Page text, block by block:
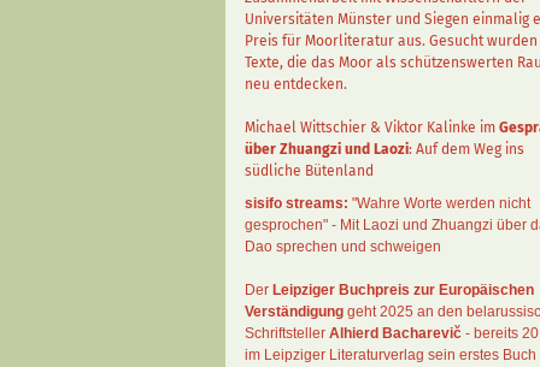
Universitäten Münster und Siegen einmalig
Preis für Moorliteratur aus. Gesucht wurden
Texte, die das Moor als schützenswerten
neu entdecken.
Michael Wittschier & Viktor Kalinke im
über Zhuangzi und Laozi: Auf dem Weg ins
südliche Bütenland
sisifo streams: "Wahre Worte werden nicht
gesprochen" - Mit Laozi und Zhuangzi über
Dao sprechen und schweigen
Der Leipziger Buchpreis zur Europäischen
Verständigung geht 2025 an den
Schriftsteller Alhierd Bacharevič - bereits
im Leipziger Literaturverlag sein erstes Buch